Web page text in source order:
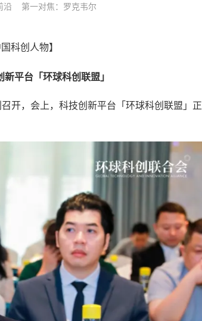
沿 第一对焦： 罗克韦尔
科创人物】
平台「环球科创联盟」
，会上，科技创新平台「环球科创联盟」正